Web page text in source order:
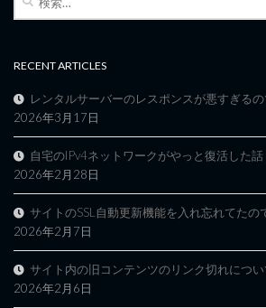
RECENT ARTICLES
レンタルサーバーのレスポンスが悪すぎる
2026年3月17日
自宅のIPv4ネットワークがやっと復活した話
2026年2月28日
サイトのSSL自動更新機能を入れ忘れてたの
2026年2月7日
サイト内の旧コンテンツのリンク切れについ
2026年2月6日